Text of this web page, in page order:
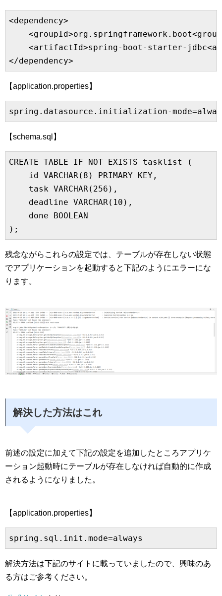
<dependency>
<artifactId>spring-boot-starter-
【application.properties】
【schema.sql】
CREATE TABLE IF NOT EXISTS tasklist (
    id VARCHAR(8) PRIMARY KEY,
    task VARCHAR(256),
    deadline VARCHAR(10),
    done BOOLEAN
残念ながらこれらの設定では、テーブルが存在しない状態
でアプリケーションを起動すると下記のようにエラーにな
ります。
解決した方法はこれ
前述の設定に加えて下記の設定を追加したところアプリケ
ーション起動時にテーブルが存在しなければ自動的に作成
されるようになりました。
【application.properties】
解決方法は下記のサイトに載っていましたので、興味のあ
る方はご参考ください。